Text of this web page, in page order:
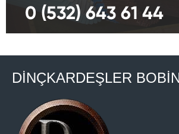
DİNÇKARDEŞLER